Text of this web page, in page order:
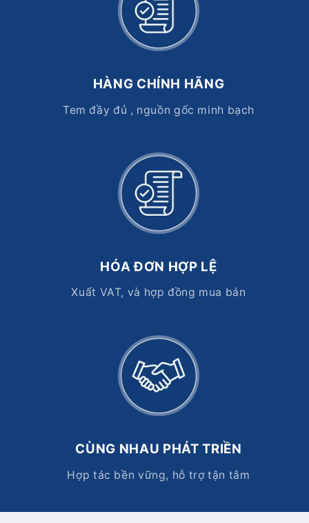
HÀNG CHÍNH HÃNG
Tem đầy đủ , nguồn gốc minh bạch
HÓA ĐƠN HỢP LỆ
Xuất VAT, và hợp đồng mua bán
CÙNG NHAU PHÁT TRIỀN
Hợp tác bền vững, hỗ trợ tận tâm